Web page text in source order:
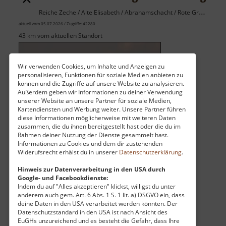
Wir verwenden Cookies, um Inhalte und Anzeigen zu
personalisieren, Funktionen für soziale Medien anbieten zu
können und die Zugriffe auf unsere Website zu analysieren.
Außerdem geben wir Informationen zu deiner Verwendung
unserer Website an unsere Partner für soziale Medien,
Kartendiensten und Werbung weiter. Unsere Partner führen
diese Informationen möglicherweise mit weiteren Daten
zusammen, die du ihnen bereitgestellt hast oder die du im
Rahmen deiner Nutzung der Dienste gesammelt hast.
Informationen zu Cookies und dem dir zustehenden
Widerufsrecht erhälst du in unserer Datenschutzerklärung.
Hinweis zur Datenverarbeitung in den USA durch
Google- und Facebookdienste:
Indem du auf "Alles akzeptieren" klickst, willigst du unter
anderem auch gem. Art. 6 Abs. 1 S. 1 lit. a) DSGVO ein, dass
deine Daten in den USA verarbeitet werden könnten. Der
Datenschutzstandard in den USA ist nach Ansicht des
EuGHs unzureichend und es besteht die Gefahr, dass Ihre
Reiche Zeche / Alte Elisabeth / Abrahamschacht / Rote Grube / Osterzgebirge
aktuell vom 05.07.2026 / Zugriffe: 42280
43 km vom aktuellen Standort
Die Himmelfahrt Fundgrube umfasst mehrere
Bergwerke. Dazu gehören unter anderem die
"Alte Elisabeth", die "Reiche Zeche", der
"Abrahamschacht" und die "Rote Grube".
Freiberg Silber gefunden und damit auch die
heutige Bergstadt gegründet. Baudenkmäl.. »
weiterlesenüber
Himmelfahrt
Fundgrube